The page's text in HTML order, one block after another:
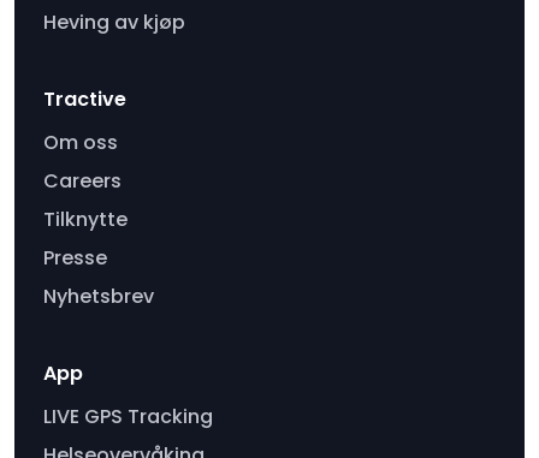
Heving av kjøp
Tractive
Om oss
Careers
Tilknytte
Presse
Nyhetsbrev
App
LIVE GPS Tracking